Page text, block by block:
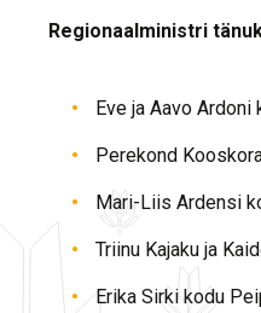
Regionaalministri
Eve ja Aavo Ardoni
Perekond
Mari-Liis Ardensi
Triinu Kajaku ja
Erika Sirki kodu